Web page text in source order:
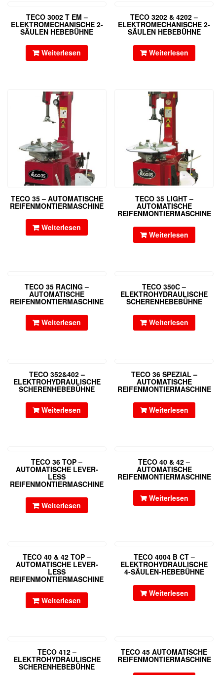
TECO 3002 T EM –
ELEKTROMECHANISCHE 2-
SÄULEN HEBEBÜHNE
Weiterlesen
TECO 3202 & 4202 –
ELEKTROMECHANISCHE 2-
SÄULEN HEBEBÜHNE
Weiterlesen
TECO 35 – AUTOMATISCHE
REIFENMONTIERMASCHINE
Weiterlesen
TECO 35 LIGHT –
AUTOMATISCHE
REIFENMONTIERMASCHINE
Weiterlesen
TECO 35 RACING –
AUTOMATISCHE
REIFENMONTIERMASCHINE
Weiterlesen
TECO 350C –
ELEKTROHYDRAULISCHE
SCHERENHEBEBÜHNE
Weiterlesen
TECO 352&402 –
ELEKTROHYDRAULISCHE
SCHERENHEBEBÜHNE
Weiterlesen
TECO 36 SPEZIAL –
AUTOMATISCHE
REIFENMONTIERMASCHINE
Weiterlesen
TECO 36 TOP –
AUTOMATISCHE LEVER-
LESS
REIFENMONTIERMASCHINE
Weiterlesen
TECO 40 & 42 –
AUTOMATISCHE
REIFENMONTIERMASCHINE
Weiterlesen
TECO 40 & 42 TOP –
AUTOMATISCHE LEVER-
LESS
REIFENMONTIERMASCHINE
Weiterlesen
TECO 4004 B CT –
ELEKTROHYDRAULISCHE
4-SÄULEN-HEBEBÜHNE
Weiterlesen
TECO 412 –
ELEKTROHYDRAULISCHE
SCHERENHEBEBÜHNE
TECO 45 AUTOMATISCHE
REIFENMONTIERMASCHINE